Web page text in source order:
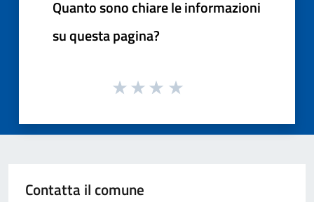
Quanto sono chiare le informazioni
su questa pagina?
Contatta il comune